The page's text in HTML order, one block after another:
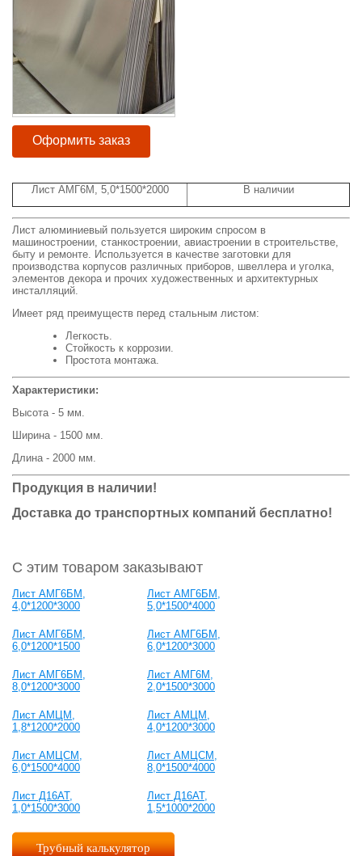
Оформить заказ
Лист АМГ6М, 5,0*1500*2000 В наличии
Лист алюминиевый пользуется широким спросом в
машиностроении, станкостроении, авиастроении в строительстве,
быту и ремонте. Используется в качестве заготовки для
производства корпусов различных приборов, швеллера и уголка,
элементов декора и прочих художественных и архитектурных
инсталляций.
Имеет ряд преимуществ перед стальным листом:
Легкость.
Стойкость к коррозии.
Простота монтажа.
Характеристики:
Высота - 5 мм.
Ширина - 1500 мм.
Длина - 2000 мм.
Продукция в наличии!
Доставка до транспортных компаний бесплатно!
С этим товаром заказывают
Лист АМГ6БМ,
4,0*1200*3000
Лист АМГ6БМ,
5,0*1500*4000
Лист АМГ6БМ,
6,0*1200*1500
Лист АМГ6БМ,
6,0*1200*3000
Лист АМГ6БМ,
8,0*1200*3000
Лист АМГ6М,
2,0*1500*3000
Лист АМЦМ,
1,8*1200*2000
Лист АМЦМ,
4,0*1200*3000
Лист АМЦСМ,
6,0*1500*4000
Лист АМЦСМ,
8,0*1500*4000
Лист Д16АТ,
1,0*1500*3000
Лист Д16АТ,
1,5*1000*2000
Трубный калькулятор